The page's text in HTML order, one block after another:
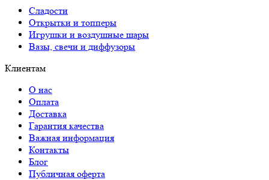
Сладости
Открытки и топперы
Игрушки и воздушные шары
Вазы, свечи и диффузоры
Клиентам
О нас
Оплата
Доставка
Гарантия качества
Важная информация
Контакты
Блог
Публичная оферта